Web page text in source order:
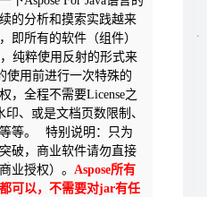
的分析和摸索实践越来
即所有的软件（组件）
纯粹使用反射的形式来
使用前进行一次特殊的
，全程不需要License之
、或是文档页数限制、
等。
特别说明：只为
破，商业软件请勿直接
业授权） 。 Aspose所有
可以，不需要对jar有任